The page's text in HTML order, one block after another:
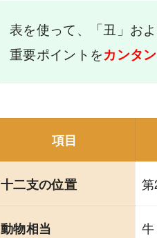
表を使って、「丑」お
重要ポイントをカンタン
項目
十二支の位置
動物相当 牛